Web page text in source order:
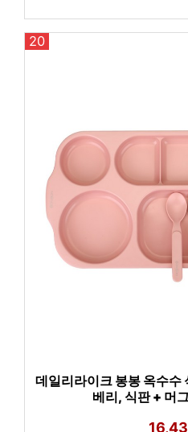
20
데일리라이크 봉봉 옥수수
베리, 식판 + 머